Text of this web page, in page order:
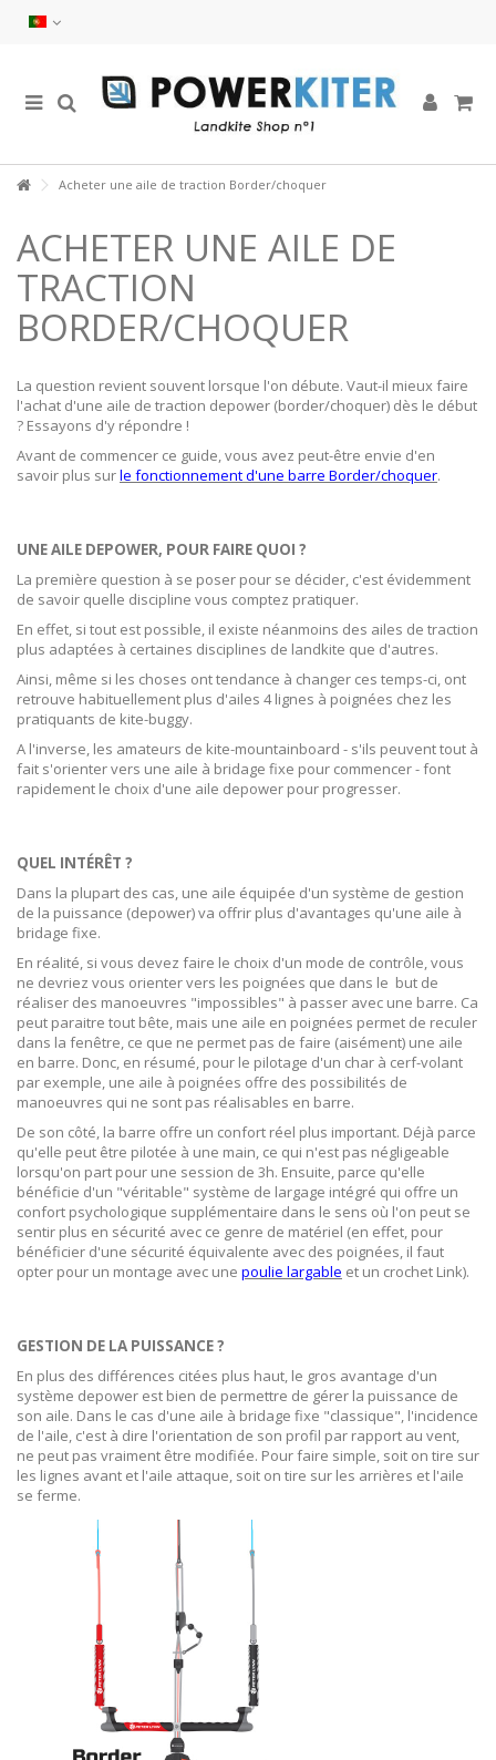
Acheter une aile de traction Border/choquer
ACHETER UNE AILE DE
TRACTION
BORDER/CHOQUER
La question revient souvent lorsque l'on débute. Vaut-il mieux faire
l'achat d'une aile de traction depower (border/choquer) dès le début
? Essayons d'y répondre !
Avant de commencer ce guide, vous avez peut-être envie d'en
savoir plus surle fonctionnement d'une barre Border/choquer.
UNE AILE DEPOWER, POUR FAIRE QUOI ?
La première question à se poser pour se décider, c'est évidemment
de savoir quelle discipline vous comptez pratiquer.
En effet, si tout est possible, il existe néanmoins des ailes de traction
plus adaptées à certaines disciplines de landkite que d'autres.
Ainsi, même si les choses ont tendance à changer ces temps-ci, ont
retrouve habituellement plus d'ailes 4 lignes à poignées chez les
pratiquants de kite-buggy.
A l'inverse, les amateurs de kite-mountainboard - s'ils peuvent tout à
fait s'orienter vers une aile à bridage fixe pour commencer - font
rapidement le choix d'une aile depower pour progresser.
QUEL INTÉRÊT ?
Dans la plupart des cas, une aile équipée d'un système de gestion
de la puissance (depower) va offrir plus d'avantages qu'une aile à
bridage fixe.
En réalité, si vous devez faire le choix d'un mode de contrôle, vous
ne devriez vous orienter vers les poignées que dans le but de
réaliser des manoeuvres "impossibles" à passer avec une barre. Ca
peut paraitre tout bête, mais une aile en poignées permet de reculer
dans la fenêtre, ce que ne permet pas de faire (aisément) une aile
en barre. Donc, en résumé, pour le pilotage d'un char à cerf-volant
par exemple, une aile à poignées offre des possibilités de
manoeuvres qui ne sont pas réalisables en barre.
De son côté, la barre offre un confort réel plus important. Déjà parce
qu'elle peut être pilotée à une main, ce qui n'est pas négligeable
lorsqu'on part pour une session de 3h. Ensuite, parce qu'elle
bénéficie d'un "véritable" système de largage intégré qui offre un
confort psychologique supplémentaire dans le sens où l'on peut se
sentir plus en sécurité avec ce genre de matériel (en effet, pour
bénéficier d'une sécurité équivalente avec des poignées, il faut
opter pour un montage avec une poulie largable et un crochet Link).
GESTION DE LA PUISSANCE ?
En plus des différences citées plus haut, le gros avantage d'un
système depower est bien de permettre de gérer la puissance de
son aile. Dans le cas d'une aile à bridage fixe "classique", l'incidence
de l'aile, c'est à dire l'orientation de son profil par rapport au vent,
ne peut pas vraiment être modifiée. Pour faire simple, soit on tire sur
les lignes avant et l'aile attaque, soit on tire sur les arrières et l'aile
se ferme.